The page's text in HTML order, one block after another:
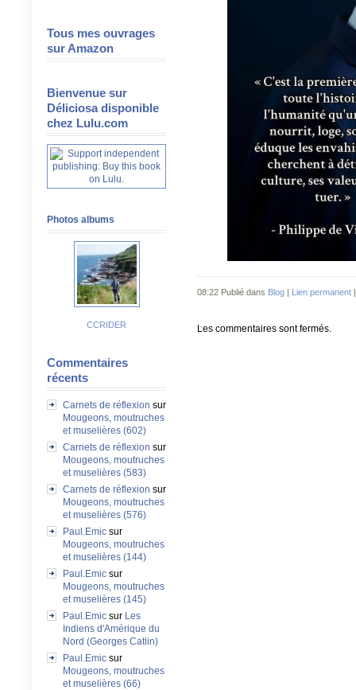
Tous mes ouvrages
sur Amazon
Bienvenue sur
Déliciosa disponible
chez Lulu.com
Photos albums
CCRIDER
Commentaires
récents
Carnets de réflexion sur
Mougeons, moutruches
et muselières (602)
Carnets de réflexion sur
Mougeons, moutruches
et muselières (583)
Carnets de réflexion sur
Mougeons, moutruches
et muselières (576)
Paul.Emic sur
Mougeons, moutruches
et muselières (144)
Paul.Emic sur
Mougeons, moutruches
et muselières (145)
Paul.Emic sur Les
Indiens d'Amérique du
Nord (Georges Catlin)
Paul.Emic sur
Mougeons, moutruches
et muselières (66)
08:22 Publié dans Blog | Lien permanent
Les commentaires sont fermés.